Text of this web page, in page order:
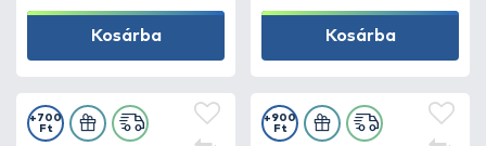
Kosárba Kosárba
+700
Ft
+900
Ft